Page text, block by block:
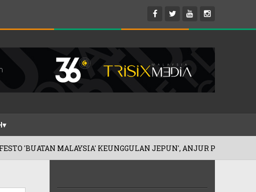
KEUNGGULAN JEPUN', ANJUR PROMOSI MERDEKA!